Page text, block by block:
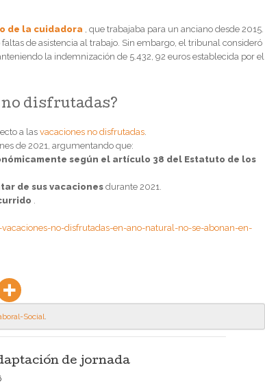
de la cuidadora , que trabajaba para un anciano desde 2015.
de asistencia al trabajo. Sin embargo, el tribunal consideró
la indemnización de 5.432, 92 euros establecida por el
no disfrutadas?
a las vacaciones no disfrutadas.
de 2021, argumentando que:
según el artículo 38 del Estatuto de los
de sus vacacionesdurante 2021.
.
no-disfrutadas-en-ano-natural-no-se-abonan-en-
Social.
de jornada